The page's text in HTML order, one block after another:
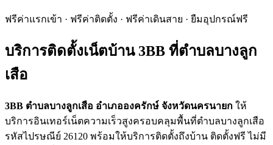
ฟรีค่าแรกเข้า · ฟรีค่าติดตั้ง · ฟรีค่าเดินสาย · ยืมอุปกรณ์ฟรี
บริการติดตั้งเน็ตบ้าน 3BB ที่ตำบลบางลูก
เสือ
3BB ตำบลบางลูกเสือ อำเภอองครักษ์ จังหวัดนครนายก ให้
บริการอินเทอร์เน็ตความเร็วสูงครอบคลุมพื้นที่ตำบลบางลูกเสือ
รหัสไปรษณีย์ 26120 พร้อมให้บริการติดตั้งถึงบ้าน ติดตั้งฟรี ไม่มี